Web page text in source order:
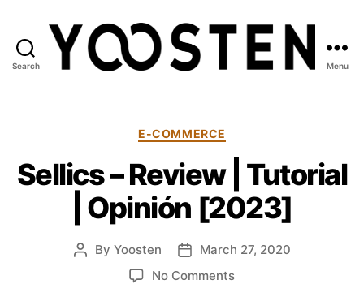
Search Menu
Categories
E-COMMERCE
Sellics – Review | Tutorial
| Opinión [2023]
Post
By Yoosten
PostMarch 27, 2020
No Commentson